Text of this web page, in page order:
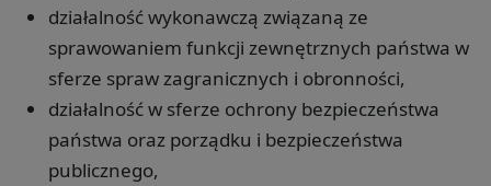
działalność wykonawczą związaną ze
sprawowaniem funkcji zewnętrznych państwa w
sferze spraw zagranicznych i obronności,
działalność w sferze ochrony bezpieczeństwa
państwa oraz porządku i bezpieczeństwa
publicznego,